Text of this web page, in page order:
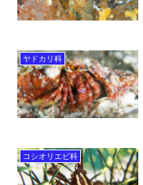
ヤドカリ科
コシオリエビ科